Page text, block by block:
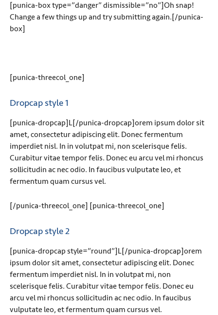
[punica-box type=”danger” dismissible=”no”]Oh snap!
Change a few things up and try submitting again.[/punica-
box]
[punica-threecol_one]
Dropcap style 1
[punica-dropcap]L[/punica-dropcap]orem ipsum dolor sit
amet, consectetur adipiscing elit. Donec fermentum
imperdiet nisl. In in volutpat mi, non scelerisque felis.
Curabitur vitae tempor felis. Donec eu arcu vel mi rhoncus
sollicitudin ac nec odio. In faucibus vulputate leo, et
fermentum quam cursus vel.
[/punica-threecol_one] [punica-threecol_one]
Dropcap style 2
[punica-dropcap style=”round”]L[/punica-dropcap]orem
ipsum dolor sit amet, consectetur adipiscing elit. Donec
fermentum imperdiet nisl. In in volutpat mi, non
scelerisque felis. Curabitur vitae tempor felis. Donec eu
arcu vel mi rhoncus sollicitudin ac nec odio. In faucibus
vulputate leo, et fermentum quam cursus vel.